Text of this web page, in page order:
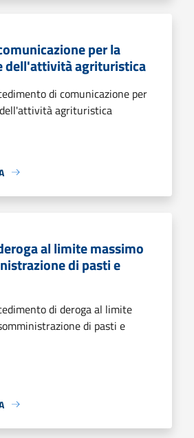
per la
dell'attività agrituristica
di comunicazione per
agrituristica
al limite massimo
di pasti e
di deroga al limite
di pasti e